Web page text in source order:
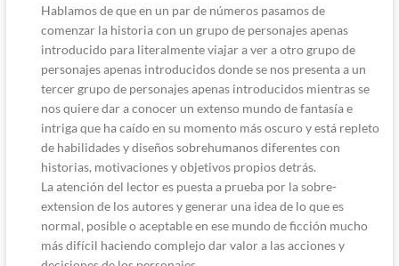
Hablamos de que en un par de números pasamos de
comenzar la historia con un grupo de personajes apenas
introducido para literalmente viajar a ver a otro grupo de
personajes apenas introducidos donde se nos presenta a un
tercer grupo de personajes apenas introducidos mientras se
nos quiere dar a conocer un extenso mundo de fantasía e
intriga que ha caído en su momento más oscuro y está repleto
de habilidades y diseños sobrehumanos diferentes con
historias, motivaciones y objetivos propios detrás.
La atención del lector es puesta a prueba por la sobre-
extension de los autores y generar una idea de lo que es
normal, posible o aceptable en ese mundo de ficción mucho
más difícil haciendo complejo dar valor a las acciones y